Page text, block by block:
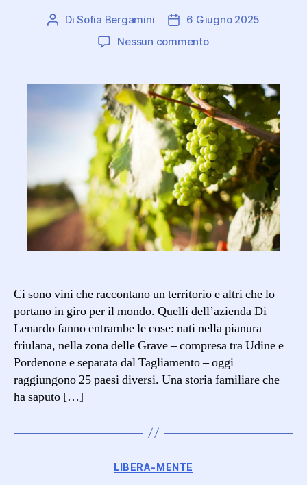
Autore
DiSofia Bergamini
Data
dell'articolo
6 Giugno 2025
Nessun commentosu
e
tradizione:
il
vino
friulano
raccontato
dall’azienda
Di
Lenardo
Ci sono vini che raccontano un territorio e altri che lo
portano in giro per il mondo. Quelli dell’azienda Di
Lenardo fanno entrambe le cose: nati nella pianura
friulana, nella zona delle Grave – compresa tra Udine e
Pordenone e separata dal Tagliamento – oggi
raggiungono 25 paesi diversi. Una storia familiare che
ha saputo […]
Categorie
LIBERA-MENTE